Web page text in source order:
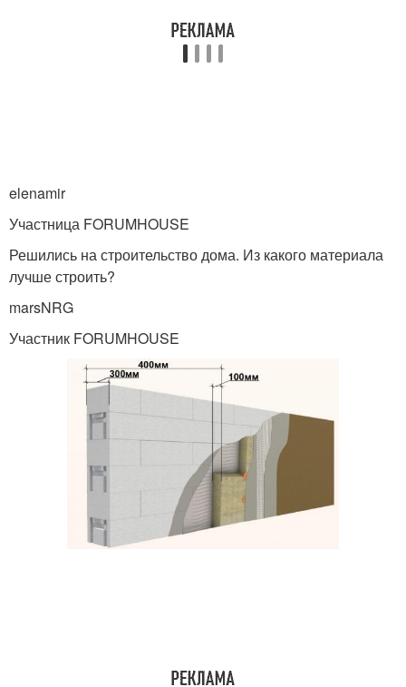
elenamir
Участница FORUMHOUSE
Решились на строительство дома. Из какого материала
лучше строить?
marsNRG
Участник FORUMHOUSE